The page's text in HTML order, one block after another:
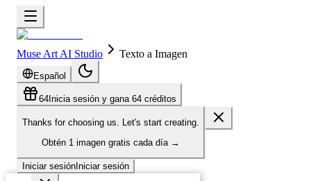
Muse Art AI Studio Texto a Imagen
Español
64 Inicia sesión y gana 64 créditos
Thanks for choosing us. Let's start creating.
Obtén 1 imagen gratis cada día →
Iniciar sesión Iniciar sesión